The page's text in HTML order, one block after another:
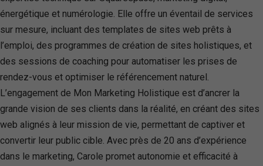
énergétique et numérologie. Elle offre un éventail de services
sur mesure, incluant des templates de sites web prêts à
l’emploi, des programmes de création de sites holistiques, et
des sessions de coaching pour automatiser les prises de
rendez-vous et optimiser le référencement naturel.
L’engagement de Mon Marketing Holistique est d’ancrer la
grande vision de ses clients dans la réalité, en créant des sites
web alignés à leur mission de vie, permettant de captiver et
convertir leur public cible. Avec près de 20 ans d’expérience
dans le marketing, Carole promet autonomie et efficacité à